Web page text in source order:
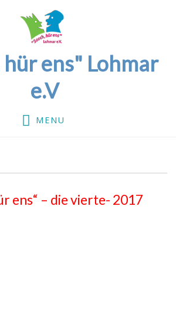
hür ens" Lohmar
e.V
MENU
ens“ – die vierte- 2017